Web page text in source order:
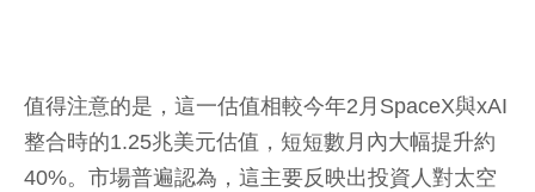
值得注意的是，這一估值相較今年2月SpaceX與xAI
整合時的1.25兆美元估值，短短數月內大幅提升約
40%。市場普遍認為，這主要反映出投資人對太空